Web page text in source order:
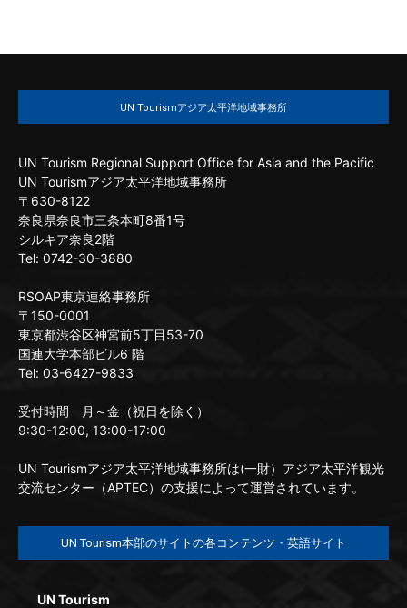
UN Tourismアジア太平洋地域事務所
UN Tourism Regional Support Office for Asia and the Pacific
UN Tourismアジア太平洋地域事務所
〒630-8122
奈良県奈良市三条本町8番1号
シルキア奈良2階
Tel: 0742-30-3880
RSOAP東京連絡事務所
〒150-0001
東京都渋谷区神宮前5丁目53-70
国連大学本部ビル6 階
Tel: 03-6427-9833
受付時間 月～金（祝日を除く）
9:30-12:00, 13:00-17:00
UN Tourismアジア太平洋地域事務所は(一財）アジア太平洋観光
交流センター（APTEC）の支援によって運営されています。
UN Tourism本部のサイトの各コンテンツ・英語サイト
UN Tourism